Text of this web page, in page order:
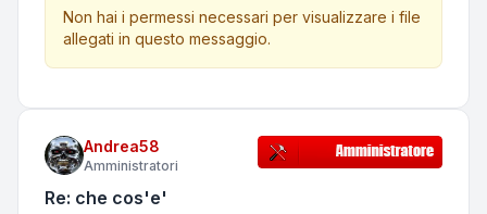
Non hai i permessi necessari per visualizzare i file
allegati in questo messaggio.
Andrea58
Amministratori
Re: che cos'e'